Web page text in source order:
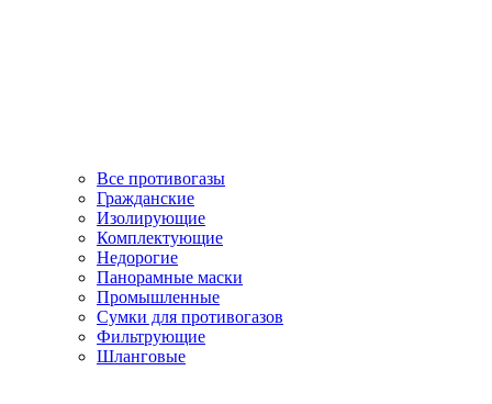
Все противогазы
Гражданские
Изолирующие
Комплектующие
Недорогие
Панорамные маски
Промышленные
Сумки для противогазов
Фильтрующие
Шланговые